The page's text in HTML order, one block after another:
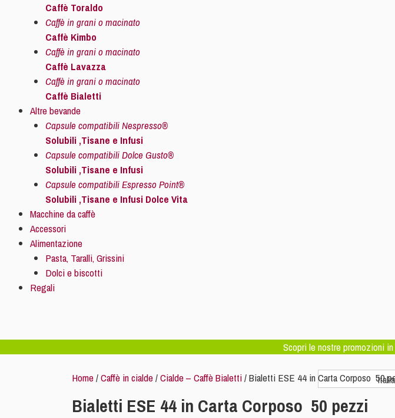
Caffè Toraldo
Caffè in grani o macinato
Caffè Kimbo
Caffè in grani o macinato
Caffè Lavazza
Caffè in grani o macinato
Caffè Bialetti
Altre bevande
Capsule compatibili Nespresso®
Solubili ,Tisane e Infusi
Capsule compatibili Dolce Gusto®
Solubili ,Tisane e Infusi
Capsule compatibili Espresso Point®
Solubili ,Tisane e Infusi Dolce Vita
Macchine da caffè
Accessori
Alimentazione
Pasta, Taralli, Grissini
Dolci e biscotti
Regali
Scopri le nostre promozioni
Home/Caffè in cialde/Cialde – Caffè Bialetti/ Bialetti ESE 44 in Carta Corposo 50
Bialetti ESE 44 in Carta Corposo 50 pezzi